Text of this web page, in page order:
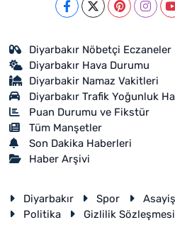
Diyarbakır Nöbetçi Eczaneler
Diyarbakır Hava Durumu
Diyarbakir Namaz Vakitleri
Diyarbakır Trafik Yoğunluk
Puan Durumu ve Fikstür
Tüm Manşetler
Son Dakika Haberleri
Haber Arşivi
Diyarbakır Spor Asayiş
Politika
Gizlilik Sözleşmesi